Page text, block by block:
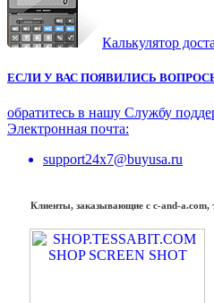
Калькулятор
ЕСЛИ У ВАС ПОЯВИЛИСЬ
обратитесь в нашу Службу
Электронная почта:
support24x7@buyusa.ru
Клиенты, заказывающие с c-and-a.com,